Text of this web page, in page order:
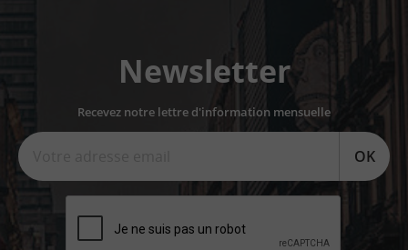
Newsletter
Recevez notre lettre d'information mensuelle
OK